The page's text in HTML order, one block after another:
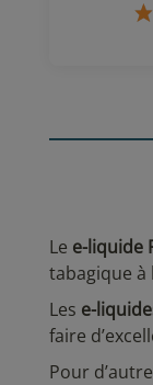
Le e-liquide
tabagique à
Les e-
faire
Pour